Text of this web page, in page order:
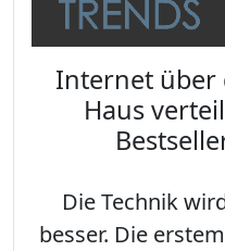
Internet über
Haus
Die Technik
besser. Die